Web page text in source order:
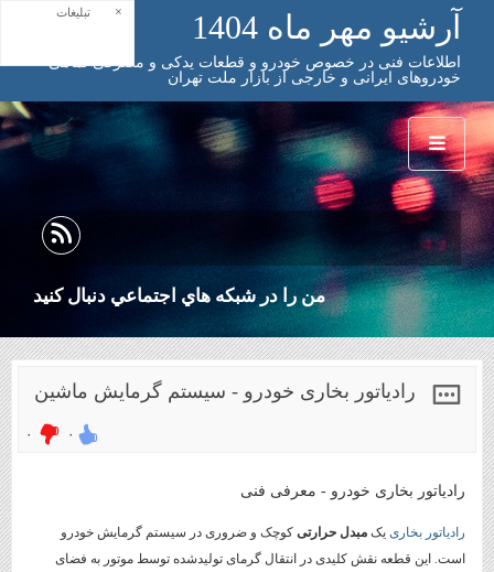
آرشیو مهر ماه 1404
اطلاعات فنی در خصوص خودرو و قطعات یدکی و مصرفی تمامی
خودروهای ایرانی و خارجی از بازار ملت تهران
من را در شبكه هاي اجتماعي دنبال كنيد
رادیاتور بخاری خودرو - سیستم گرمایش ماشین
۰ ۰
رادیاتور بخاری خودرو - معرفی فنی
رادیاتور بخاری یک مبدل حرارتی کوچک و ضروری در سیستم گرمایش خودرو
است. این قطعه نقش کلیدی در انتقال گرمای تولیدشده توسط موتور به فضای
تبلیغات ×